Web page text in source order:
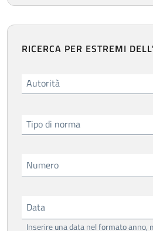
RICERCA PER ESTREMI
Autorità
Tipo di norma
Numero
Data
Inserire una data nel formato anno,